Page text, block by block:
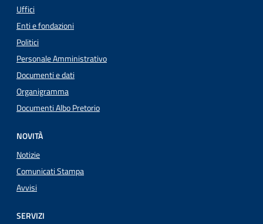
Uffici
Enti e fondazioni
Politici
Personale Amministrativo
Documenti e dati
Organigramma
Documenti Albo Pretorio
NOVITÀ
Notizie
Comunicati Stampa
Avvisi
SERVIZI